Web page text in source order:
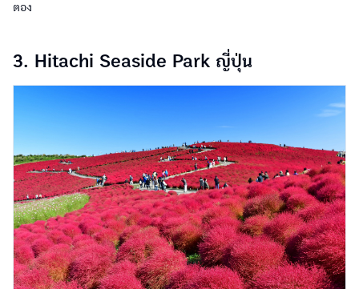
ตอง
3. Hitachi Seaside Park ญี่ปุ่น